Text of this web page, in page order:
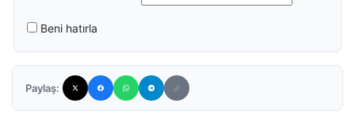
Beni hatırla
Paylaş: